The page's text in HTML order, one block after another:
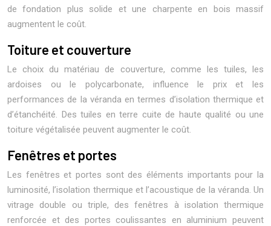
de fondation plus solide et une charpente en bois massif
augmentent le coût.
Toiture et couverture
Le choix du matériau de couverture, comme les tuiles, les
ardoises ou le polycarbonate, influence le prix et les
performances de la véranda en termes d’isolation thermique et
d’étanchéité. Des tuiles en terre cuite de haute qualité ou une
toiture végétalisée peuvent augmenter le coût.
Fenêtres et portes
Les fenêtres et portes sont des éléments importants pour la
luminosité, l’isolation thermique et l’acoustique de la véranda. Un
vitrage double ou triple, des fenêtres à isolation thermique
renforcée et des portes coulissantes en aluminium peuvent